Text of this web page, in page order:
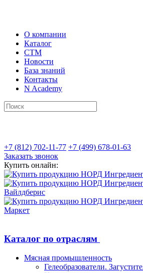
О компании
Каталог
СТМ
Новости
База знаний
Контакты
N Academy
+7 (812) 702-11-77 +7 (499) 678-01-63
Заказать звонок
Купить онлайн:
Каталог по отраслям
Мясная промышленность
Гелеобразователи.